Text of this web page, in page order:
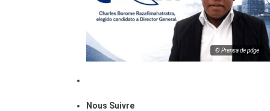
© Prensa de pdge
Nous Suivre